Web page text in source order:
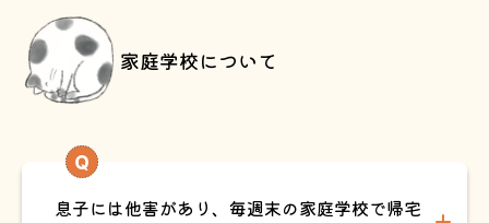
家庭学校について
息子には他害があり、毎週末の家庭学校で帰宅